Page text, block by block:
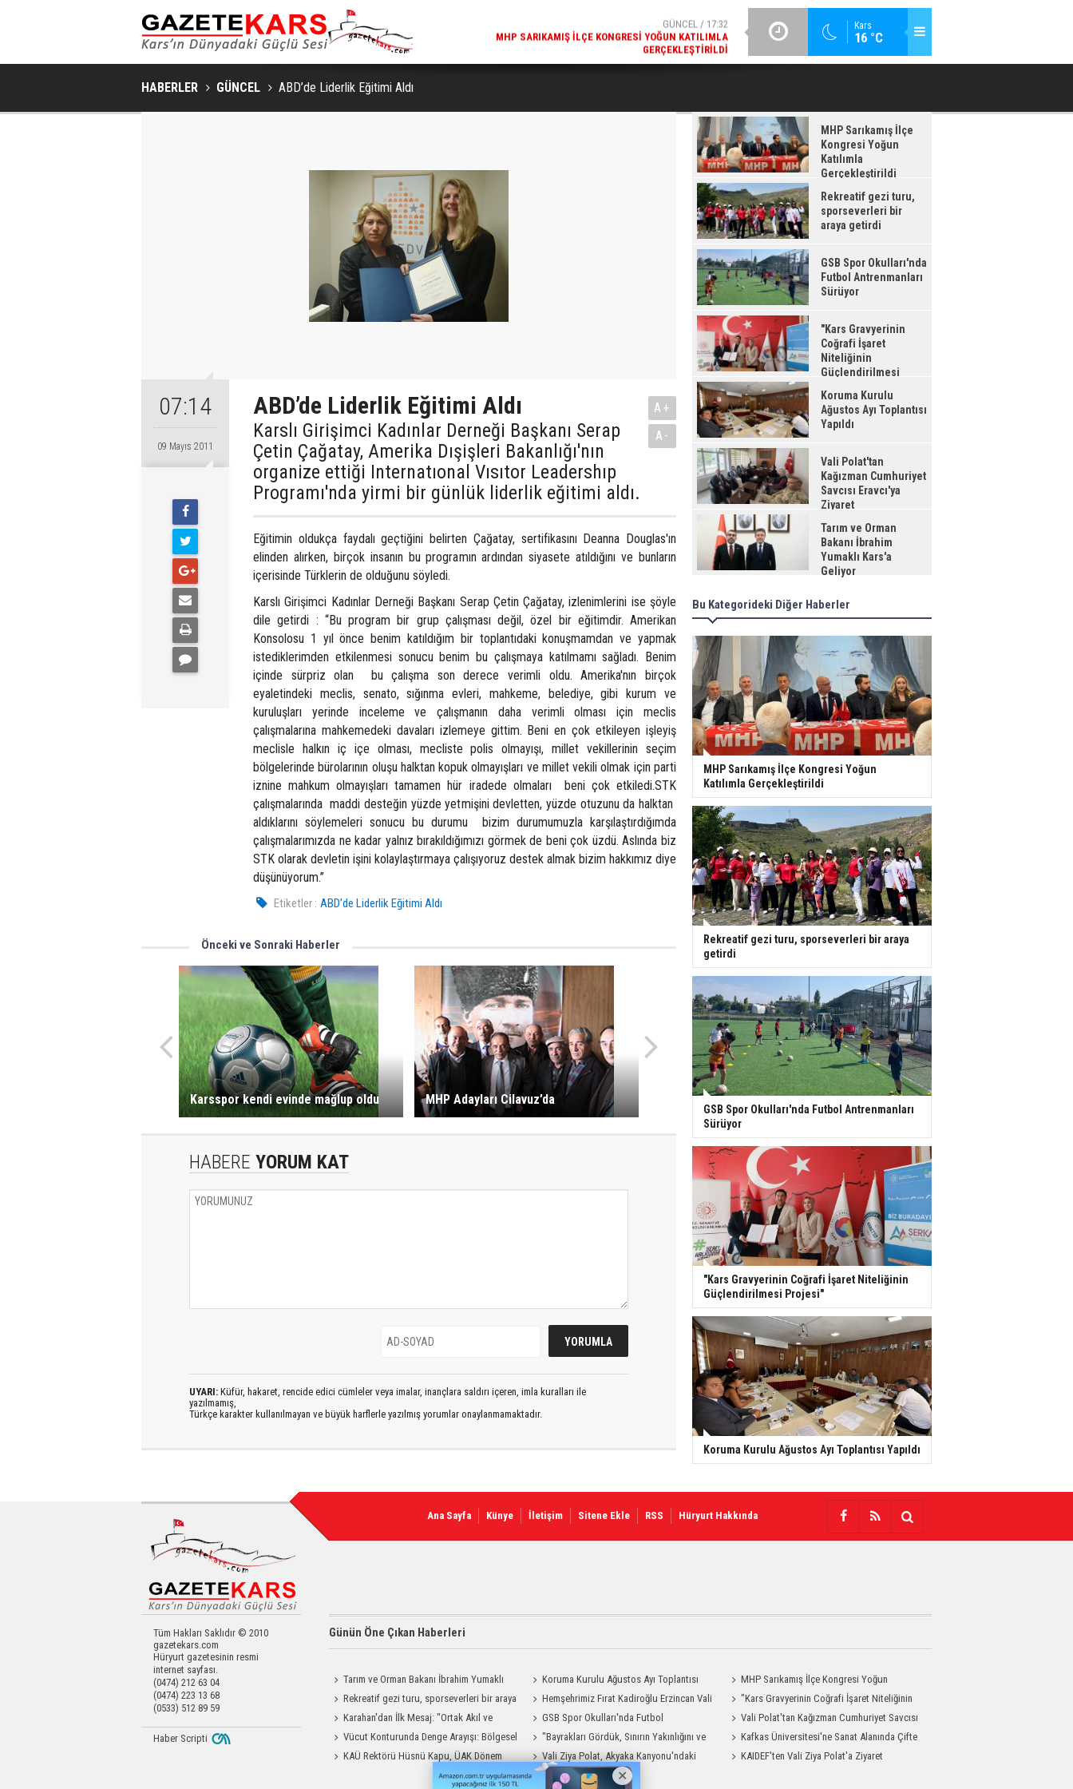
Kars
16 °C
GÜNCEL / 17:08
REKREATIF GEZI TURU, SPORSEVERLERI BIR ARAYA GETIRDI
GSB SPOR OKULLARI'NDA FUTBOL ANTRENMANLARI SÜRÜYOR
HABERLER GÜNCEL ABD’de Liderlik Eğitimi Aldı
07:14
09 Mayıs 2011
ABD’de Liderlik Eğitimi Aldı
Karslı Girişimci Kadınlar Derneği Başkanı Serap
Çetin Çağatay, Amerika Dışişleri Bakanlığı'nın
organize ettiği Internatıonal Vısıtor Leadershıp
Programı'nda yirmi bir günlük liderlik eğitimi aldı.
A+
A-
Eğitimin oldukça faydalı geçtiğini belirten Çağatay, sertifikasını Deanna Douglas'ın
elinden alırken, birçok insanın bu programın ardından siyasete atıldığını ve bunların
içerisinde Türklerin de olduğunu söyledi.
Karslı Girişimci Kadınlar Derneği Başkanı Serap Çetin Çağatay, izlenimlerini ise şöyle
dile getirdi : “Bu program bir grup çalışması değil, özel bir eğitimdir. Amerikan
Konsolosu 1 yıl önce benim katıldığım bir toplantıdaki konuşmamdan ve yapmak
istediklerimden etkilenmesi sonucu benim bu çalışmaya katılmamı sağladı. Benim
içinde sürpriz olan bu çalışma son derece verimli oldu. Amerika'nın birçok
eyaletindeki meclis, senato, sığınma evleri, mahkeme, belediye, gibi kurum ve
kuruluşları yerinde inceleme ve çalışmanın daha verimli olması için meclis
çalışmalarına mahkemedeki davaları izlemeye gittim. Beni en çok etkileyen işleyiş
meclisle halkın iç içe olması, mecliste polis olmayışı, millet vekillerinin seçim
bölgelerinde bürolarının oluşu halktan kopuk olmayışları ve millet vekili olmak için parti
iznine mahkum olmayışları tamamen hür iradede olmaları beni çok etkiledi.STK
çalışmalarında maddi desteğin yüzde yetmişini devletten, yüzde otuzunu da halktan
aldıklarını söylemeleri sonucu bu durumu bizim durumumuzla karşılaştırdığımda
çalışmalarımızda ne kadar yalnız bırakıldığımızı görmek de beni çok üzdü. Aslında biz
STK olarak devletin işini kolaylaştırmaya çalışıyoruz destek almak bizim hakkımız diye
düşünüyorum.”
Etiketler : ABD’de Liderlik Eğitimi Aldı
Önceki ve Sonraki Haberler
Karsspor kendi evinde mağlup oldu MHP Adayları Cilavuz’da
HABERE YORUM KAT
UYARI: Küfür, hakaret, rencide edici cümleler veya imalar, inançlara saldırı içeren, imla kuralları ile
yazılmamış,
Türkçe karakter kullanılmayan ve büyük harflerle yazılmış yorumlar onaylanmamaktadır.
MHP Sarıkamış İlçe
Kongresi Yoğun
Katılımla
Gerçekleştirildi
Rekreatif gezi turu,
sporseverleri bir
araya getirdi
GSB Spor Okulları'nda
Futbol Antrenmanları
Sürüyor
"Kars Gravyerinin
Coğrafi İşaret
Niteliğinin
Güçlendirilmesi
Projesi"
Koruma Kurulu
Ağustos Ayı Toplantısı
Yapıldı
Vali Polat'tan
Kağızman Cumhuriyet
Savcısı Eravcı'ya
Ziyaret
Tarım ve Orman
Bakanı İbrahim
Yumaklı Kars'a
Geliyor
Bu Kategorideki Diğer Haberler
MHP Sarıkamış İlçe Kongresi Yoğun
Katılımla Gerçekleştirildi
Rekreatif gezi turu, sporseverleri bir araya
getirdi
GSB Spor Okulları'nda Futbol Antrenmanları
Sürüyor
"Kars Gravyerinin Coğrafi İşaret Niteliğinin
Güçlendirilmesi Projesi"
Koruma Kurulu Ağustos Ayı Toplantısı Yapıldı
Ana Sayfa Künye İletişim Sitene Ekle RSS Hüryurt Hakkında
Tüm Hakları Saklıdır © 2010
gazetekars.com
Hüryurt gazetesinin resmi
internet sayfası.
(0474) 212 63 04
(0474) 223 13 68
(0533) 512 89 59
Günün Öne Çıkan Haberleri
Tarım ve Orman Bakanı İbrahim Yumaklı
Kars'a Geliyor
Koruma Kurulu Ağustos Ayı Toplantısı
Yapıldı
MHP Sarıkamış İlçe Kongresi Yoğun
Katılımla Gerçekleştirildi
Rekreatif gezi turu, sporseverleri bir araya
getirdi
Hemşehrimiz Fırat Kadiroğlu Erzincan Vali
Yardımcılığına Atandı
"Kars Gravyerinin Coğrafi İşaret Niteliğinin
Güçlendirilmesi Projesi"
Karahan'dan İlk Mesaj: "Ortak Akıl ve
Dayanışmayla Çalışacağız"
GSB Spor Okulları'nda Futbol
Antrenmanları Sürüyor
Vali Polat'tan Kağızman Cumhuriyet Savcısı
Eravcı'ya Ziyaret
Vücut Konturunda Denge Arayışı: Bölgesel
Yağ Alma Sürecinin Tüm Aşamaları
"Bayrakları Gördük, Sınırın Yakınlığını ve
Uzaklığını Aynı Anda Hissettik"
Kafkas Üniversitesi'ne Sanat Alanında Çifte
Gurur
KAÜ Rektörü Hüsnü Kapu, ÜAK Dönem
Vali Ziya Polat, Akyaka Kanyonu'ndaki
Rafting Heyecanına Katıldı
KAIDEF'ten Vali Ziya Polat'a Ziyaret
Haber Scripti